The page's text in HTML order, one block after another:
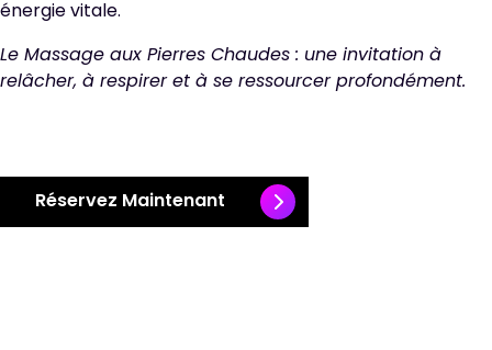
énergie vitale.
Le Massage aux Pierres Chaudes : une invitation à
relâcher, à respirer et à se ressourcer profondément.
Réservez Maintenant